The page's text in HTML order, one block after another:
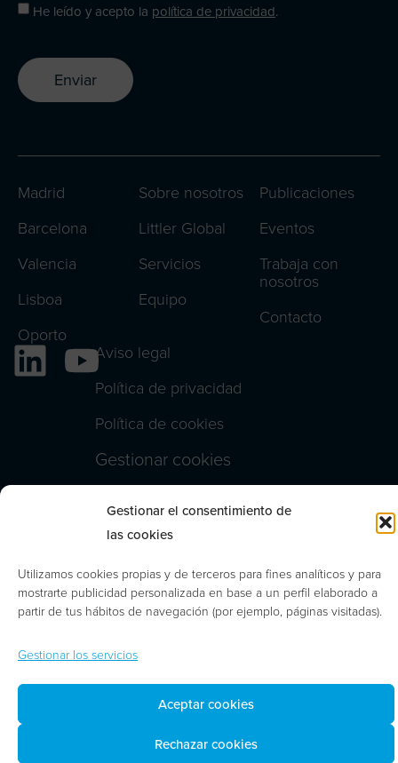
Gestionar el consentimiento de
las cookies
Utilizamos cookies propias y de terceros para fines analíticos y para
mostrarte publicidad personalizada en base a un perfil elaborado a
partir de tus hábitos de navegación (por ejemplo, páginas visitadas).
Gestionar los servicios
Aceptar cookies
Rechazar cookies
He leído y acepto la política de privacidad.
Enviar
Sobre nosotros
Littler Global
Servicios
Equipo
Publicaciones
Eventos
Trabaja con
nosotros
Contacto
Madrid
Barcelona
Valencia
Lisboa
Oporto
Aviso legal
Política de privacidad
Política de cookies
Gestionar cookies